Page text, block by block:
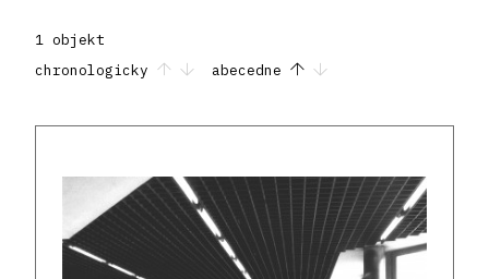
1 objekt
chronologicky
abecedne